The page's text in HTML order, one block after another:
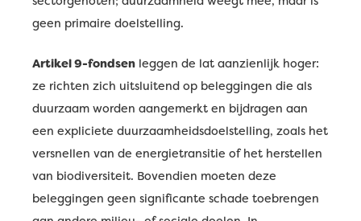
geen primaire doelstelling.
Artikel 9-fondsen leggen de lat aanzienlijk hoger:
ze richten zich uitsluitend op beleggingen die als
duurzaam worden aangemerkt en bijdragen aan
een expliciete duurzaamheidsdoelstelling, zoals het
versnellen van de energietransitie of het herstellen
van biodiversiteit. Bovendien moeten deze
beleggingen geen significante schade toebrengen